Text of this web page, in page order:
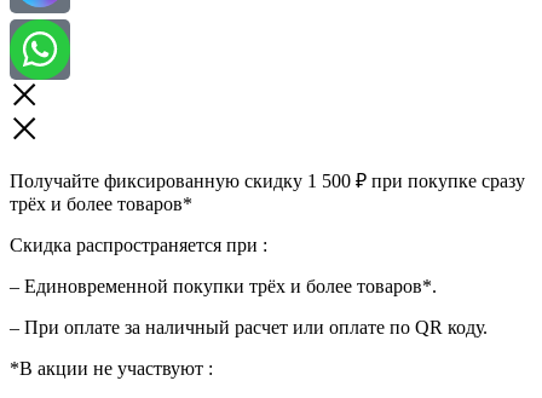
Получайте фиксированную скидку 1 500 ₽ при покупке сразу
трёх и более товаров*
Скидка распространяется при :
– Единовременной покупки трёх и более товаров*.
– При оплате за наличный расчет или оплате по QR коду.
*В акции не участвуют :